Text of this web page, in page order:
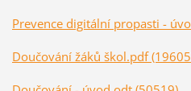
Prevence digitální propasti -
Doučování žáků škol.pdf